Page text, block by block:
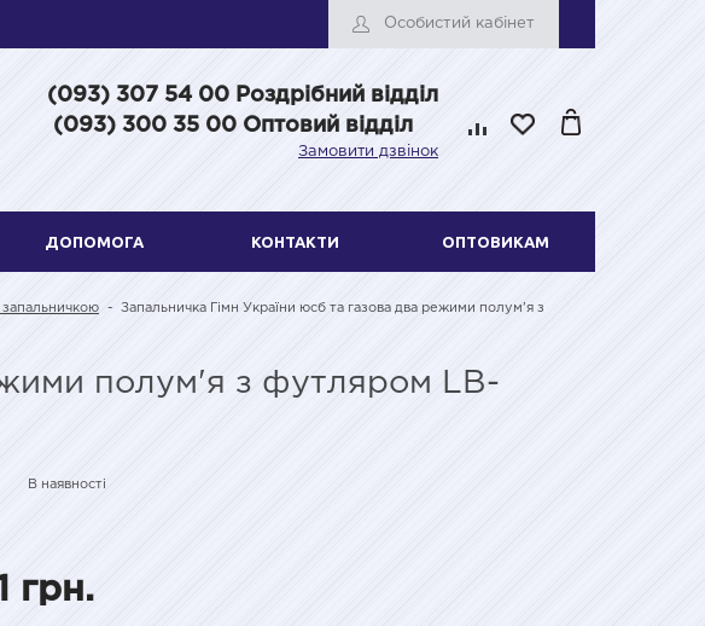
Особистий кабінет
(093) 307 54 00 Роздрібний відділ
(093) 300 35 00 Оптовий відділ
Замовити дзвінок
ДОПОМОГА КОНТАКТИ ОПТОВИКАМ
запальничкою - Запальничка Гімн України юсб та газова два режими полум'я з
полум'я з футляром LB-
В наявності
грн.